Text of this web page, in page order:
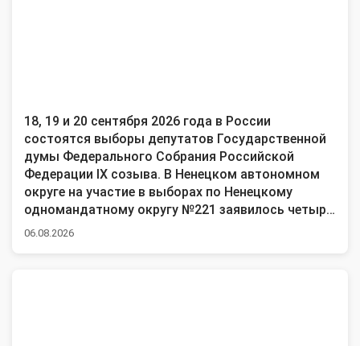
18, 19 и 20 сентября 2026 года в России
состоятся выборы депутатов Государственной
думы Федерального Собрания Российской
Федерации IX созыва. В Ненецком автономном
округе на участие в выборах по Ненецкому
одномандатному округу №221 заявилось четыре
кандидата, выдвинутых политическими
06.08.2026